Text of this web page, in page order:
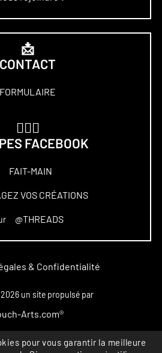
📩
CONTACT
FORMULAIRE
FACEBOOK
FAIT-MAIN
VOS CRÉATIONS
@THREADS
& Confidentialité
un site propulsé par
Arts.com®
déposée
pour vous garantir la meilleure